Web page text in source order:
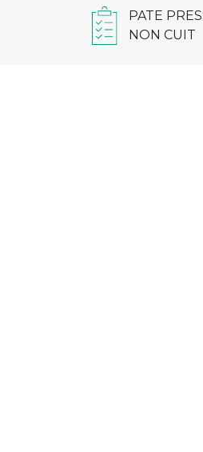
PATE
NON CUIT